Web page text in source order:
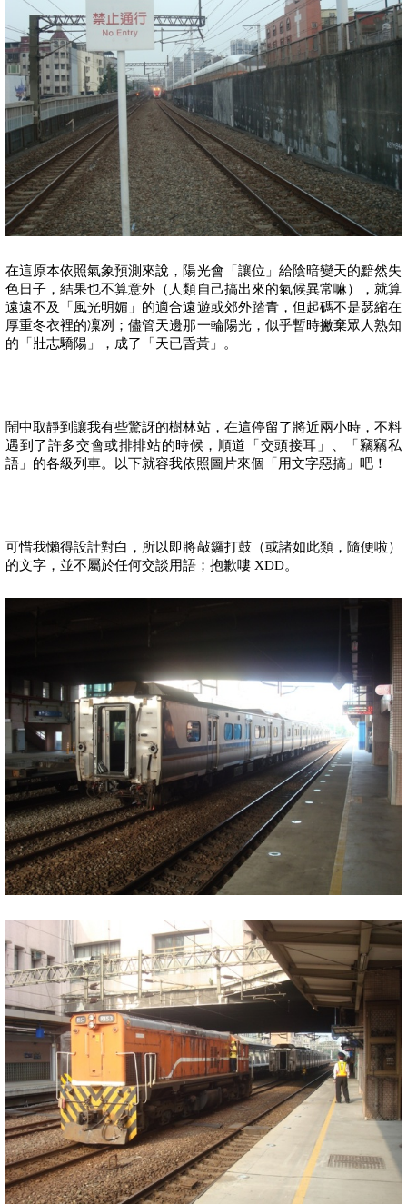
在這原本依照氣象預測來說，陽光會「讓位」給陰暗變天的黯然失
色日子，結果也不算意外（人類自己搞出來的氣候異常嘛），就算
遠遠不及「風光明媚」的適合遠遊或郊外踏青，但起碼不是瑟縮在
厚重冬衣裡的凜冽；儘管天邊那一輪陽光，似乎暫時撇棄眾人熟知
的「壯志驕陽」，成了「天已昏黃」。
鬧中取靜到讓我有些驚訝的樹林站，在這停留了將近兩小時，不料
遇到了許多交會或排排站的時候，順道「交頭接耳」、「竊竊私
語」的各級列車。以下就容我依照圖片來個「用文字惡搞」吧！
可惜我懶得設計對白，所以即將敲鑼打鼓（或諸如此類，隨便啦）
的文字，並不屬於任何交談用語；抱歉嘍 XDD。